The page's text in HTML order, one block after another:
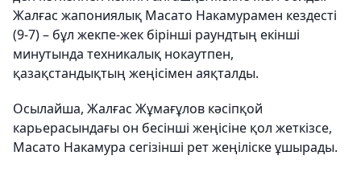
Жалғас жапониялық Масато Накамурамен кездесті
(9-7) – бұл жекпе-жек бірінші раундтың екінші
минутында техникалық нокаутпен,
қазақстандықтың жеңісімен аяқталды.
Осылайша, Жалғас Жұмағұлов кәсіпқой
карьерасындағы он бесінші жеңісіне қол жеткізсе,
Масато Накамура сегізінші рет жеңіліске ұшырады.